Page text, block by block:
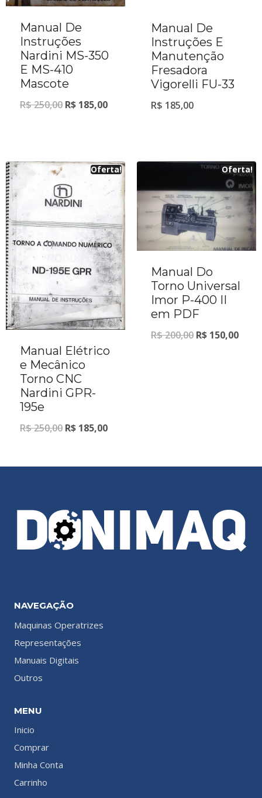
Manual De
Instruções
Nardini MS-350
E MS-410
Mascote
R$250,00 R$ 185,00
Manual De
Instruções E
Manutenção
Fresadora
Vigorelli FU-33
R$ 185,00
Oferta!
Manual Elétrico
e Mecânico
Torno CNC
Nardini GPR-
195e
R$250,00 R$ 185,00
Oferta!
Manual Do
Torno Universal
Imor P-400 II
em PDF
R$200,00 R$ 150,00
NAVEGAÇÃO
Maquinas Operatrizes
Representações
Manuais Digitais
Outros
MENU
Inicio
Comprar
Minha Conta
Carrinho